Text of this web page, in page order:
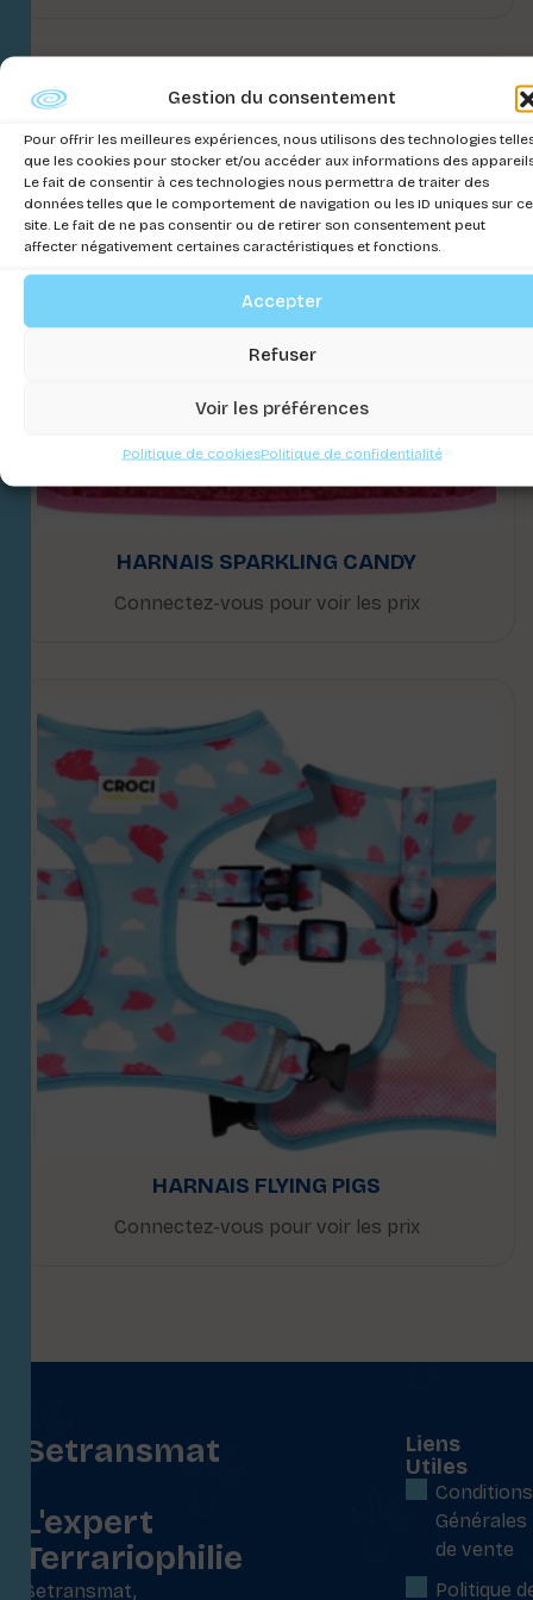
Gestion du consentement
Pour offrir les meilleures expériences, nous utilisons des technologies
que les cookies pour stocker et/ou accéder aux informations des
Le fait de consentir à ces technologies nous permettra de traiter des
données telles que le comportement de navigation ou les ID uniques sur ce
site. Le fait de ne pas consentir ou de retirer son consentement peut
affecter négativement certaines caractéristiques et fonctions.
Accepter
Refuser
Voir les préférences
Politique de cookiesPolitique de confidentialité
HARNAIS SPARKLING CANDY
Connectez-vous pour voir les prix
HARNAIS FLYING PIGS
Connectez-vous pour voir les prix
Setransmat
L'expert
Terrariophilie
Setransmat,
Liens
Utiles
Conditions
Générales
de vente
Politique